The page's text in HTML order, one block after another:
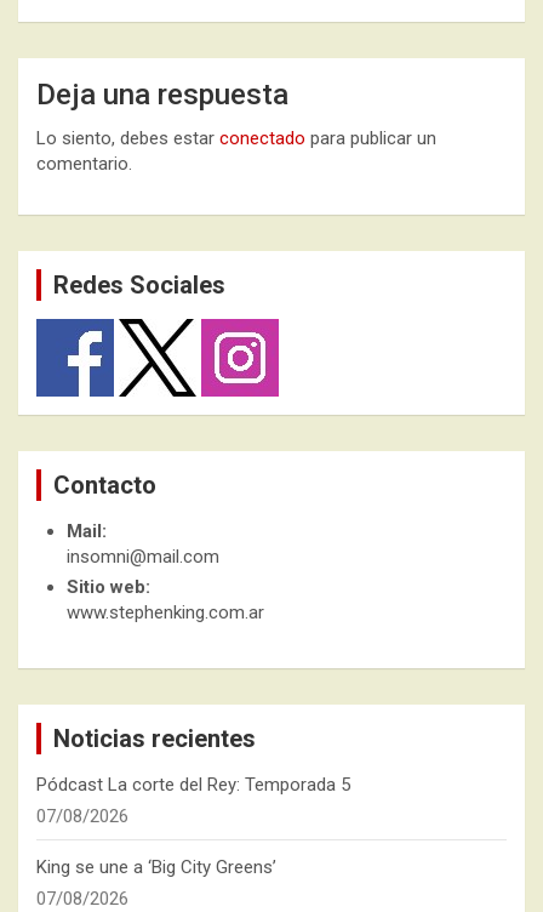
Deja una respuesta
Lo siento, debes estar conectado para publicar un
comentario.
Redes Sociales
Contacto
Mail:
insomni@mail.com
Sitio web:
www.stephenking.com.ar
Noticias recientes
Pódcast La corte del Rey: Temporada 5
07/08/2026
King se une a ‘Big City Greens’
07/08/2026